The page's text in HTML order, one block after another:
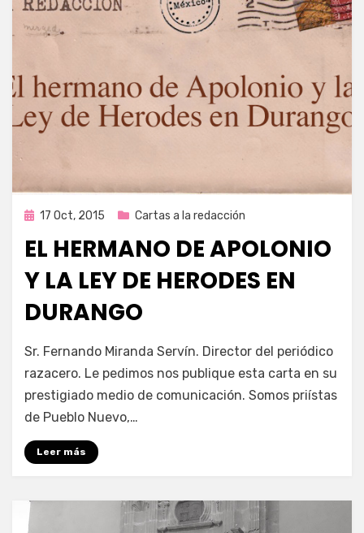
Publicada
17 Oct, 2015 Cartas a la redacción
EL HERMANO DE APOLONIO
Y LA LEY DE HERODES EN
DURANGO
por Enrique
Sr. Fernando Miranda Servín. Director del periódico
razacero. Le pedimos nos publique esta carta en su
prestigiado medio de comunicación. Somos priístas
de Pueblo Nuevo,…
Leer más